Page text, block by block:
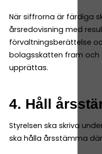
När siffrorna är färdiga
årsredovisning med
förvaltningsberättelse
bolagsskatten fram
upprättas.
4. Håll
Styrelsen ska skriva
ska hålla årsstämma